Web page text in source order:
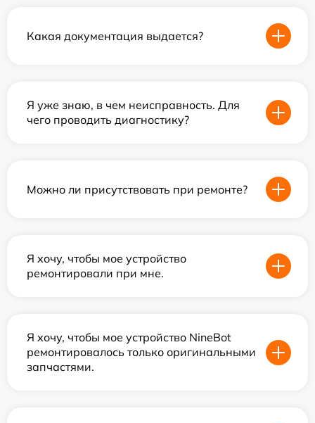
Какая документация выдается?
Я уже знаю, в чем неисправность. Для
чего проводить диагностику?
Можно ли присутствовать при ремонте?
Я хочу, чтобы мое устройство
ремонтировали при мне.
Я хочу, чтобы мое устройство NineBot
ремонтировалось только оригинальными
запчастями.